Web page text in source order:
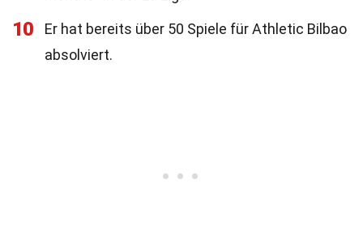
10
Er hat bereits über 50 Spiele für Athletic Bilbao
absolviert.